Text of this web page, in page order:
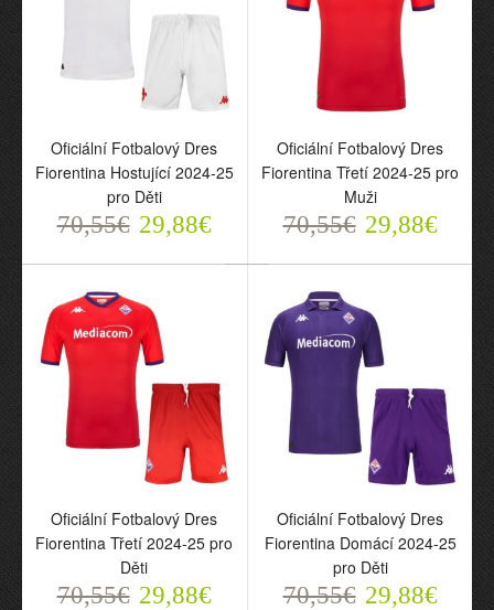
Oficiální Fotbalový Dres
Fiorentina Hostující 2024-
25 pro Děti
70,55€
Oficiální Fotbalový Dres
Fiorentina Třetí 2024-25
pro Muži
70,55€ 29,88€
Oficiální Fotbalový Dres
Fiorentina Hostující 2024-25
pro Děti
70,55€ 29,88€
Oficiální Fotbalový Dres
Fiorentina Třetí 2024-25 pro
Muži
70,55€ 29,88€
Oficiální Fotbalový Dres
Fiorentina Třetí 2024-25 pro
Děti
70,55€ 29,88€
Oficiální Fotbalový Dres
Fiorentina Domácí 2024-25
pro Děti
70,55€ 29,88€